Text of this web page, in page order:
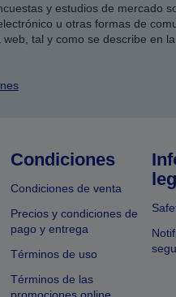
y estudios de mercado
u otras formas de
tal y como se describe en la
Condiciones
Condiciones de venta
Precios y condiciones de
pago y entrega
Términos de uso
Términos de las